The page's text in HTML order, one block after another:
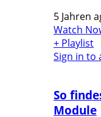
5 Jahren
Watch
+ Playlist
Sign in to
So
Module